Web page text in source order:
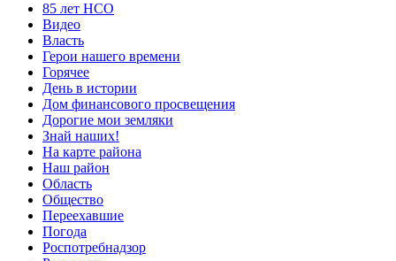
85 лет НСО
Видео
Власть
Герои нашего времени
Горячее
День в истории
Дом финансового просвещения
Дорогие мои земляки
Знай наших!
На карте района
Наш район
Область
Общество
Переехавшие
Погода
Роспотребнадзор